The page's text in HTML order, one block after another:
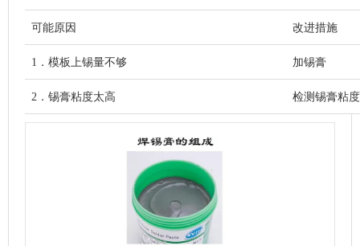
可能原因 改进措施
1．模板上锡量不够 加锡膏
2．锡膏粘度太高 检测锡膏粘